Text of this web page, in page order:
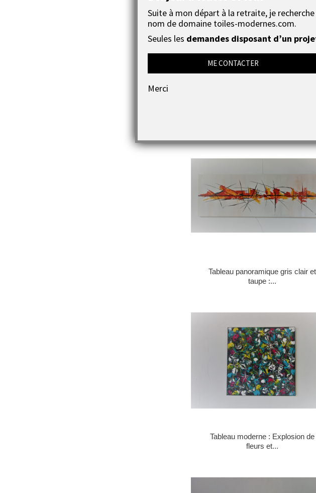
Tableau panoramique gris clair et
taupe :...
Tableau moderne : Explosion de
fleurs et...
Suite à mon départ à la retraite, je
nom de domaine toiles-modernes.com.
Seules les demandes disposant d’un
ME CONTACTER
Merci